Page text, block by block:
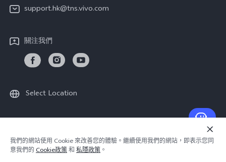
客戶服務私隱聲明
support.hk@tns.vivo.com
關注我們
Select Location
© 2026 vivo Mobile Communication Co., Ltd. 保留一切權利.
vivo 私隱政策 | Cookie 政策 | 隱私支持
我們的網站使用 Cookie 來改善您的體驗。繼續使用我們的網站，即表示您同
意我們的Cookie政策和私隱政策。